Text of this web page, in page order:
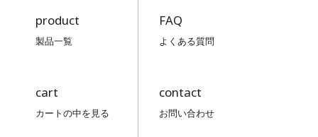
product
製品一覧
cart
カートの中を見る
FAQ
よくある質問
contact
お問い合わせ